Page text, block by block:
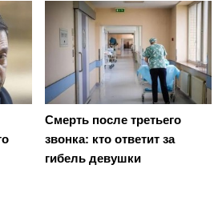
Смерть после третьего
звонка: кто ответит за
гибель девушки